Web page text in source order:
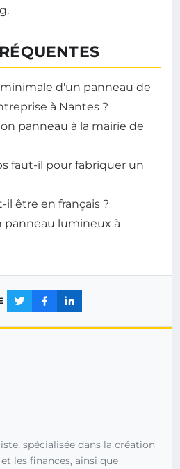
d'un panneau de
à Nantes ?
panneau à la mairie de
faut-il pour fabriquer un
être en français ?
panneau lumineux à
spécialisée dans la création
les finances, ainsi que